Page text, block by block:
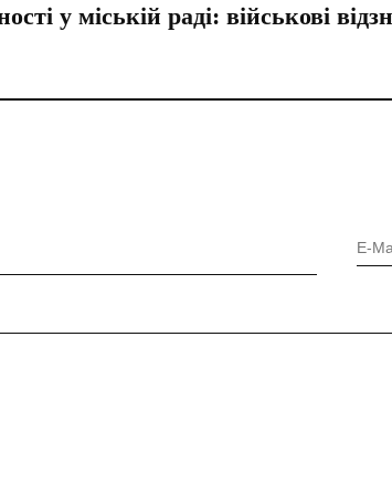
у міській раді: військові